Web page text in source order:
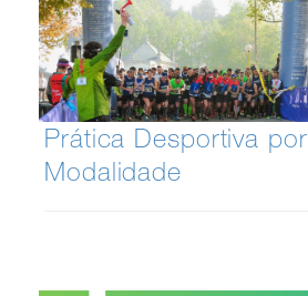
Prática Desportiva por
Modalidade